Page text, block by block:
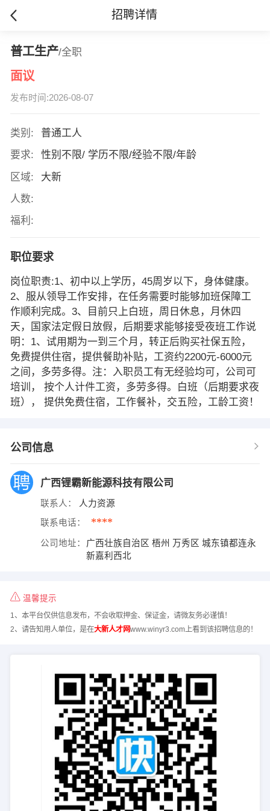
招聘详情
普工生产/全职
面议
发布时间:2026-08-07
类别:
普通工人
要求:
性别不限/ 学历不限/经验不限/年龄
区域:
大新
人数:
福利:
职位要求
岗位职责:1、初中以上学历，45周岁以下，身体健康。
2、服从领导工作安排，在任务需要时能够加班保障工
作顺利完成。3、目前只上白班，周日休息，月休四
天，国家法定假日放假，后期要求能够接受夜班工作说
明：1、试用期为一到三个月，转正后购买社保五险，
免费提供住宿，提供餐助补贴，工资约2200元-6000元
之间，多劳多得。注：入职员工有无经验均可，公司可
培训， 按个人计件工资，多劳多得。白班（后期要求夜
班）， 提供免费住宿，工作餐补，交五险，工龄工资！
公司信息
广西锂霸新能源科技有限公司
联系人： 人力资源
联系电话： ****
公司地址：
广西壮族自治区 梧州 万秀区 城东镇都连永
新嘉利西北
温馨提示
1、本平台仅供信息发布，不会收取押金、保证金，请微友务必谨慎！
2、请告知用人单位，是在大新人才网www.winyr3.com上看到该招聘信息的！